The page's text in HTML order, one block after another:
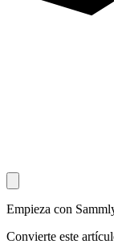
Empieza con
Convierte este